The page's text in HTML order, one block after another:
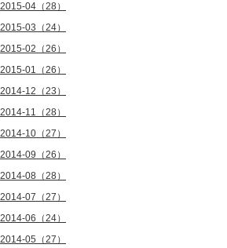
2015-04（28）
2015-03（24）
2015-02（26）
2015-01（26）
2014-12（23）
2014-11（28）
2014-10（27）
2014-09（26）
2014-08（28）
2014-07（27）
2014-06（24）
2014-05（27）